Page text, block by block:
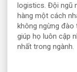
logistics. Đội ngũ
hàng một cách
không ngừng đào
giúp họ luôn cập
nhất trong ngành.